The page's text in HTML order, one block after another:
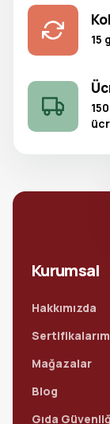
15
Kurumsal
Hakkımızda
Mağazalar
Blog
Gıda